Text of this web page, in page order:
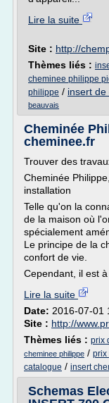
Lire la suite
Site : http://
Thèmes liés :
cheminee philippe
philippe / insert
beauvais
Cheminée
cheminee.fr
Trouver des
Cheminée
installation
Telle qu'on la
de la maison où
spécialement
Le principe de la
confort de vie.
Cependant, il est
Lire la suite
Date: 2016-07-01
Site : http://
Thèmes liés : prix
cheminee philippe / prix
catalogue / insert
Schemas